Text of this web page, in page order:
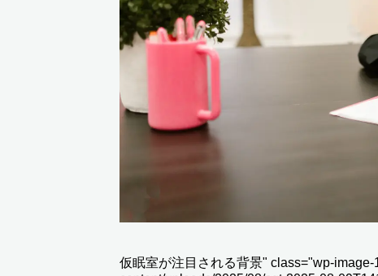
仮眠室が注目される背景" class="wp-